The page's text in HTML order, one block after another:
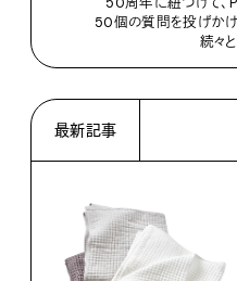
50個の質問を投げか
続々
最新記事